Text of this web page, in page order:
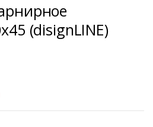
(disignLINE)